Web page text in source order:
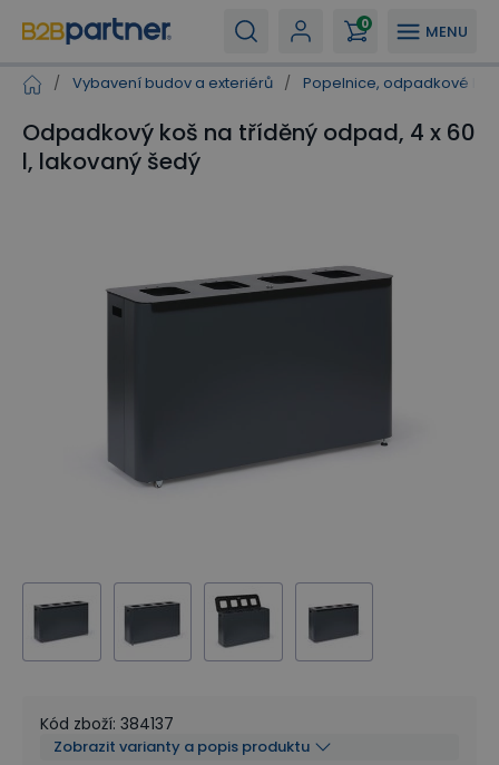
MENU
0
/ Vybavení budov a exteriérů / Popelnice, odpadkové
Odpadkový koš na tříděný odpad, 4 x 60
l, lakovaný šedý
Kód zboží: 384137
Zobrazit varianty a popis produktu